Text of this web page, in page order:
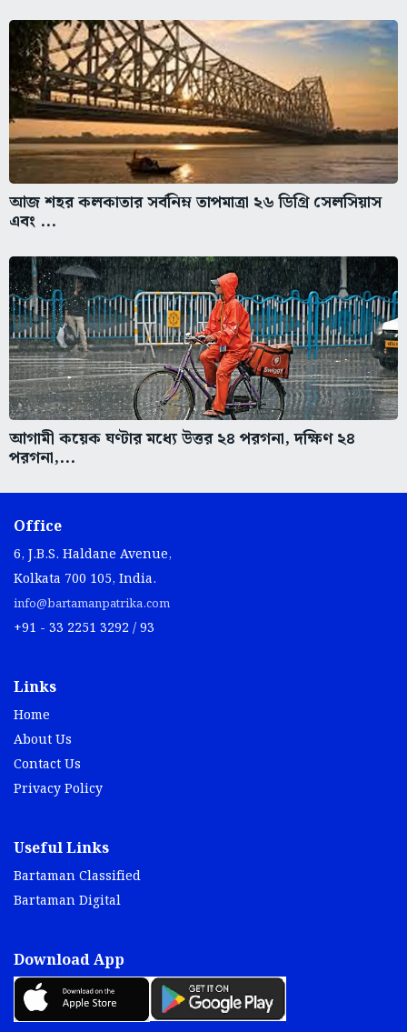
আজ শহর কলকাতার সর্বনিম্ন তাপমাত্রা ২৬ ডিগ্রি সেলসিয়াস
এবং ...
আগামী কয়েক ঘণ্টার মধ্যে উত্তর ২৪ পরগনা, দক্ষিণ ২৪
পরগনা,...
Office
6, J.B.S. Haldane Avenue,
Kolkata 700 105, India.
info@bartamanpatrika.com
+91 - 33 2251 3292 / 93
Links
Home
About Us
Contact Us
Privacy Policy
Useful Links
Bartaman Classified
Bartaman Digital
Download App